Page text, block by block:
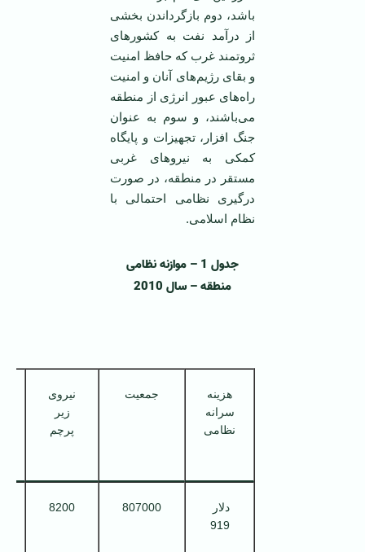
باشد، دوم بازگرداندن بخشی
از درآمد نفت به کشورهای
ثروتمند غرب که حافظ امنیت
و بقای رژیم‌های آنان و امنیت
راه‌های عبور انرژی از منطقه
می‌باشند، و سوم به عنوان
جنگ افزار، تجهیزات و پایگاه
کمکی به نیروهای غربی
مستقر در منطقه، در صورت
درگیری نظامی احتمالی با
نظام اسلامی.
جدول 1 – موازنه نظامی
منطقه–سال 2010
هزینه
سرانه
نظامی
جمعیت
نیروی
زیر
پرچم
دلار
919
807000
8200